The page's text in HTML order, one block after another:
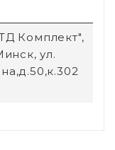
Комплект",
ул.